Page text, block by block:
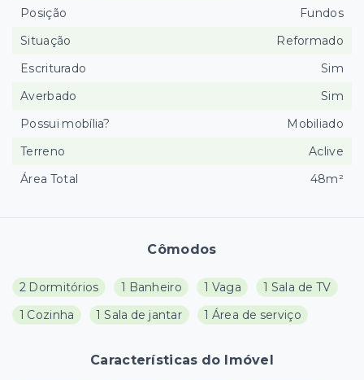
Cômodos
2 Dormitórios 1 Banheiro 1 Vaga
1 Sala de TV
1 Cozinha
1 Sala de jantar 1 Área de serviço
Características do Imóvel
Posição
Fundos
Situação
Reformado
Escriturado
Sim
Averbado
Sim
Possui mobília?
Mobiliado
Terreno
Aclive
Área Total
48m²